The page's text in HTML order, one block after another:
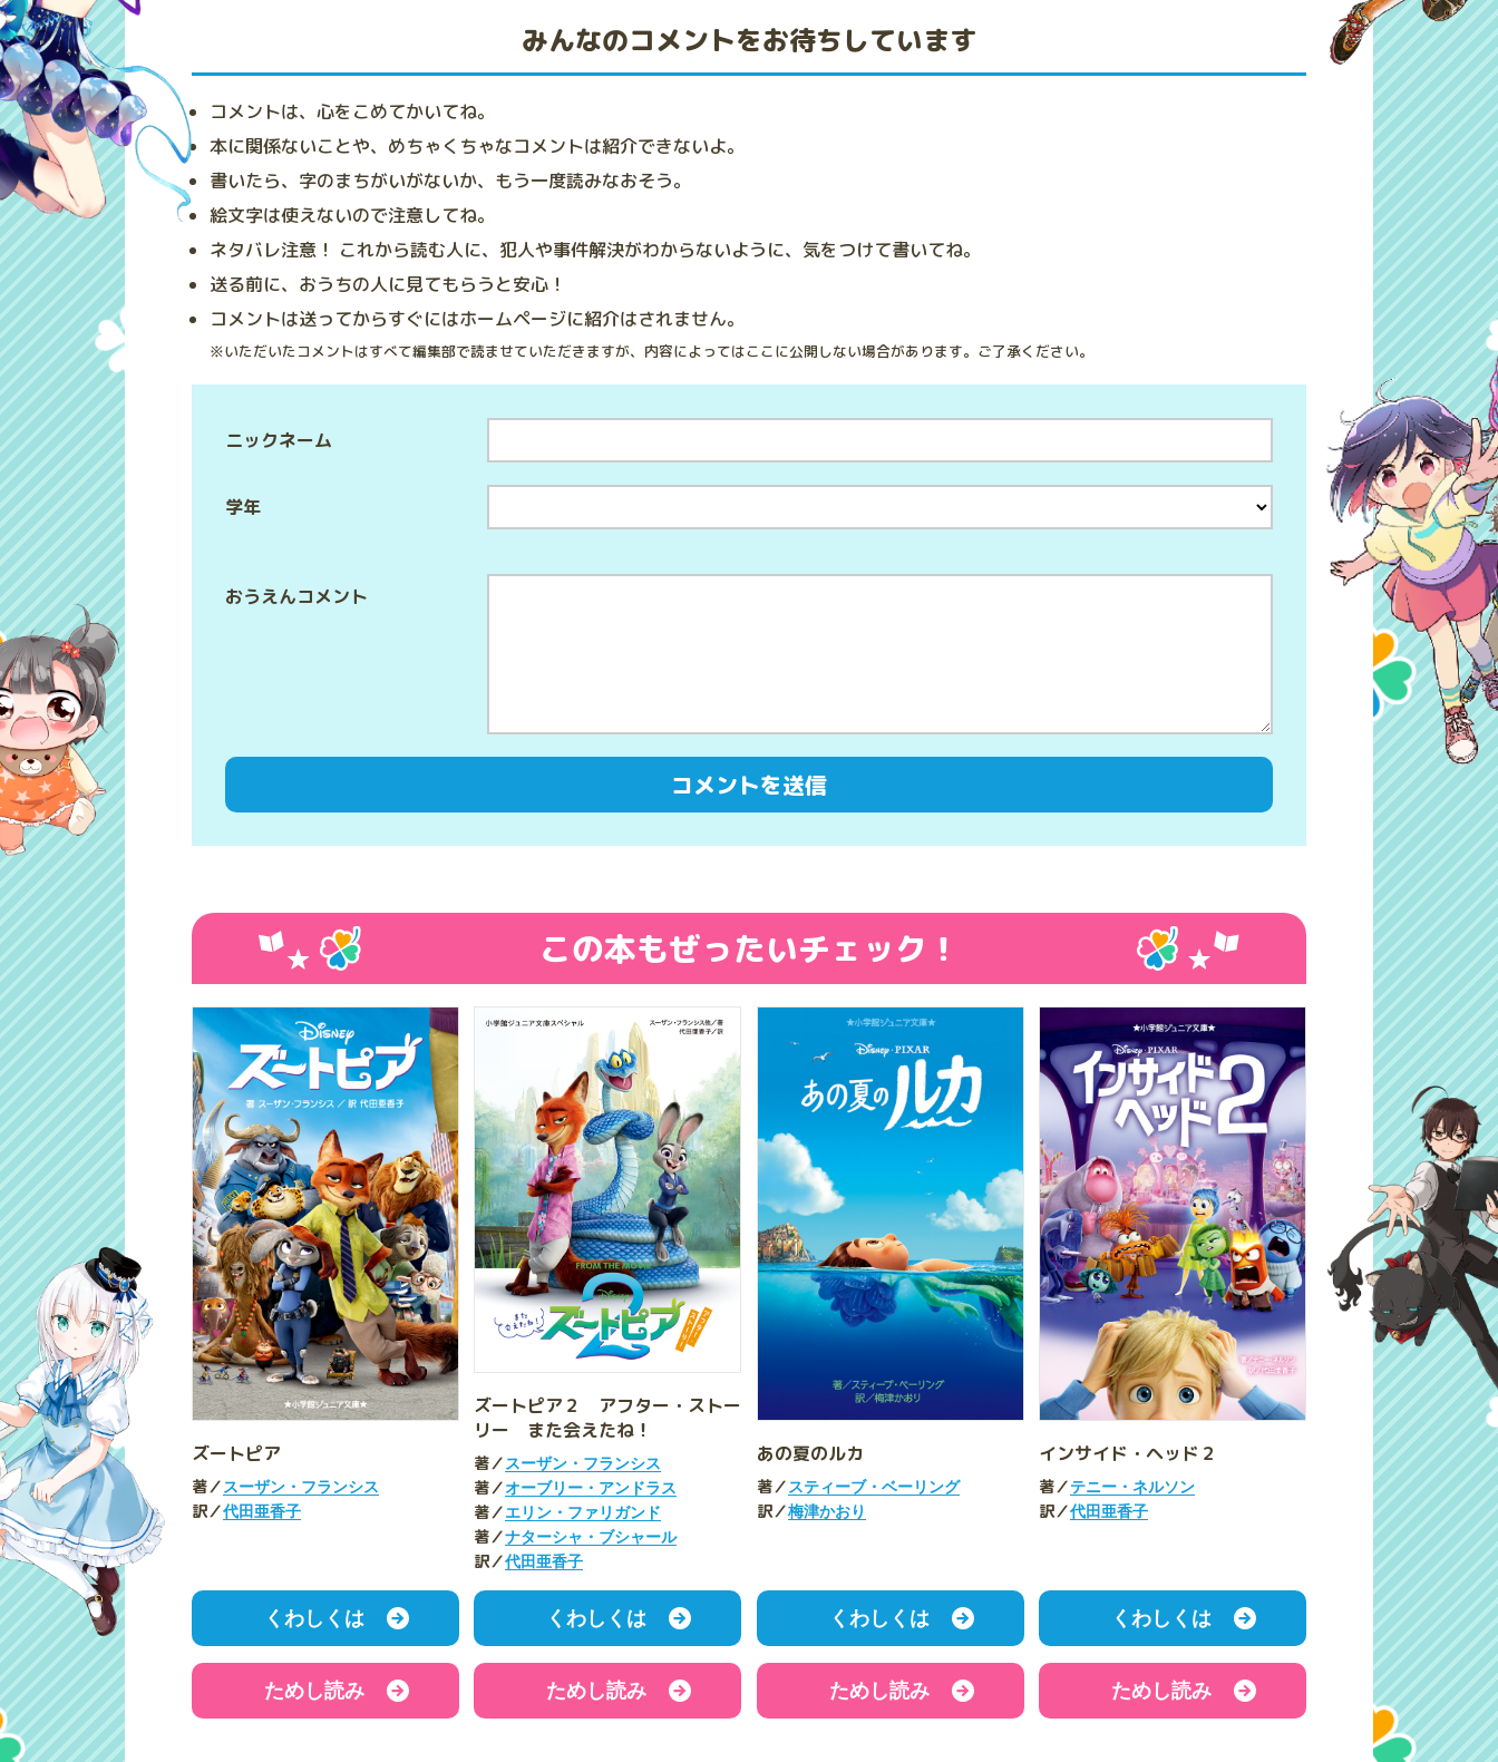
みんなのコメントをお待ちしています
コメントは、心をこめてかいてね。
本に関係ないことや、めちゃくちゃなコメントは紹介できないよ。
書いたら、字のまちがいがないか、もう一度読みなおそう。
絵文字は使えないので注意してね。
ネタバレ注意！ これから読む人に、犯人や事件解決がわからないように、気をつけて書いてね。
送る前に、おうちの人に見てもらうと安心！
コメントは送ってからすぐにはホームページに紹介はされません。
※いただいたコメントはすべて編集部で読ませていただきますが、内容によってはここに公開しない場合があります。ご了承ください。
学年
ニックネーム
この本もぜったいチェック！
ズートピア
著／ スーザン・フランシス
訳／代田亜香子
くわしくは
ためし読み
ズートピア２ アフター・ストー
リー また会えたね！
著／ スーザン・フランシス
著／オーブリー・アンドラス
著／エリン・ファリガンド
著／ナターシャ・ブシャール
訳／代田亜香子
くわしくは
ためし読み
あの夏のルカ
著／ スティーブ・ベーリング
訳／梅津かおり
くわしくは
ためし読み
インサイド・ヘッド２
著／テニー・ネルソン
訳／代田亜香子
くわしくは
ためし読み